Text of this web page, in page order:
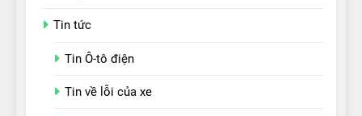
Tin tức
Tin Ô-tô điện
Tin về lỗi của xe